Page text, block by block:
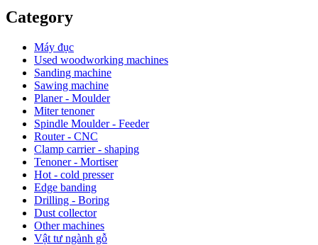
Category
Máy đục
Used woodworking machines
Sanding machine
Sawing machine
Planer - Moulder
Miter tenoner
Spindle Moulder - Feeder
Router - CNC
Clamp carrier - shaping
Tenoner - Mortiser
Hot - cold presser
Edge banding
Drilling - Boring
Dust collector
Other machines
Vật tư ngành gỗ